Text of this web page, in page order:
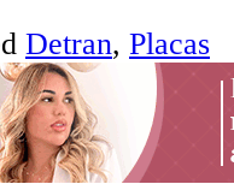
Detran, Placas